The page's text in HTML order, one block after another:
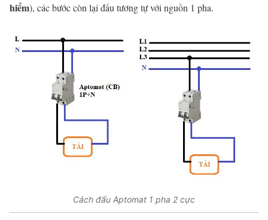
hiểm), các bước còn lại đấu tương tự với nguồn 1 pha.
Cách đấu Aptomat 1 pha 2 cực